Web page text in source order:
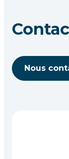
Nous